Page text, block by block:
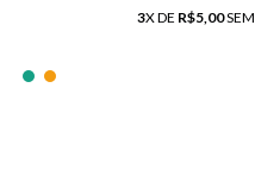
3X DE R$5,00